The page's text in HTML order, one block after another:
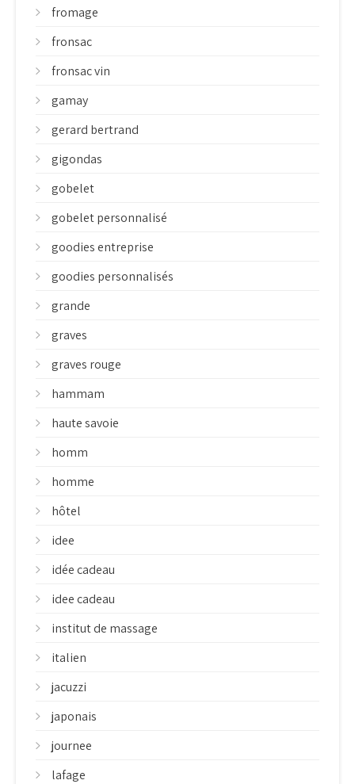
fromage
fronsac
fronsac vin
gamay
gerard bertrand
gigondas
gobelet
gobelet personnalisé
goodies entreprise
goodies personnalisés
grande
graves
graves rouge
hammam
haute savoie
homm
homme
hôtel
idee
idée cadeau
idee cadeau
institut de massage
italien
jacuzzi
japonais
journee
lafage